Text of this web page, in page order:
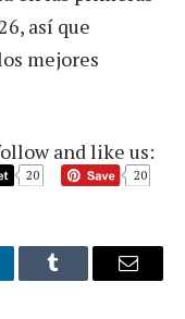
así que
mejores
and like us:
20 20
Tumblr Email